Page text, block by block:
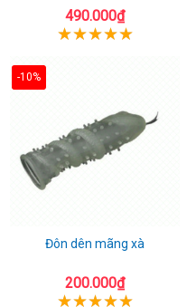
490.000₫
-10%
Đôn dên mãng xà
200.000₫